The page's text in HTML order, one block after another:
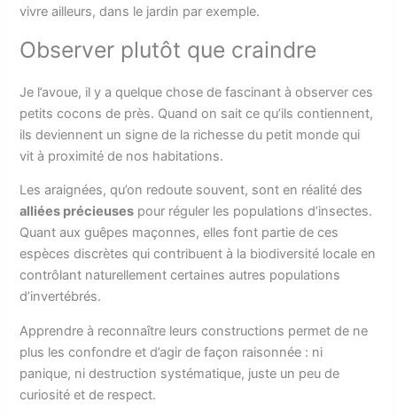
vivre ailleurs, dans le jardin par exemple.
Observer plutôt que craindre
Je l’avoue, il y a quelque chose de fascinant à observer ces
petits cocons de près. Quand on sait ce qu’ils contiennent,
ils deviennent un signe de la richesse du petit monde qui
vit à proximité de nos habitations.
Les araignées, qu’on redoute souvent, sont en réalité des
alliées précieuses pour réguler les populations d’insectes.
Quant aux guêpes maçonnes, elles font partie de ces
espèces discrètes qui contribuent à la biodiversité locale en
contrôlant naturellement certaines autres populations
d’invertébrés.
Apprendre à reconnaître leurs constructions permet de ne
plus les confondre et d’agir de façon raisonnée : ni
panique, ni destruction systématique, juste un peu de
curiosité et de respect.